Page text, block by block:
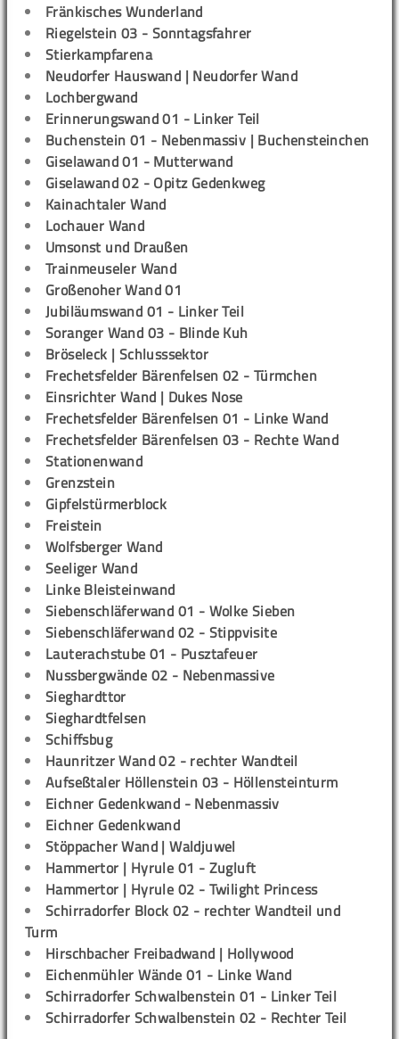
Fränkisches Wunderland
Riegelstein 03 - Sonntagsfahrer
Stierkampfarena
Neudorfer Hauswand | Neudorfer Wand
Lochbergwand
Erinnerungswand 01 - Linker Teil
Buchenstein 01 - Nebenmassiv | Buchensteinchen
Giselawand 01 - Mutterwand
Giselawand 02 - Opitz Gedenkweg
Kainachtaler Wand
Lochauer Wand
Umsonst und Draußen
Trainmeuseler Wand
Großenoher Wand 01
Jubiläumswand 01 - Linker Teil
Soranger Wand 03 - Blinde Kuh
Bröseleck | Schlusssektor
Frechetsfelder Bärenfelsen 02 - Türmchen
Einsrichter Wand | Dukes Nose
Frechetsfelder Bärenfelsen 01 - Linke Wand
Frechetsfelder Bärenfelsen 03 - Rechte Wand
Stationenwand
Grenzstein
Gipfelstürmerblock
Freistein
Wolfsberger Wand
Seeliger Wand
Linke Bleisteinwand
Siebenschläferwand 01 - Wolke Sieben
Siebenschläferwand 02 - Stippvisite
Lauterachstube 01 - Pusztafeuer
Nussbergwände 02 - Nebenmassive
Sieghardttor
Sieghardtfelsen
Schiffsbug
Haunritzer Wand 02 - rechter Wandteil
Aufseßtaler Höllenstein 03 - Höllensteinturm
Eichner Gedenkwand - Nebenmassiv
Eichner Gedenkwand
Stöppacher Wand | Waldjuwel
Hammertor | Hyrule 01 - Zugluft
Hammertor | Hyrule 02 - Twilight Princess
Schirradorfer Block 02 - rechter Wandteil und
Turm
Hirschbacher Freibadwand | Hollywood
Eichenmühler Wände 01 - Linke Wand
Schirradorfer Schwalbenstein 01 - Linker Teil
Schirradorfer Schwalbenstein 02 - Rechter Teil